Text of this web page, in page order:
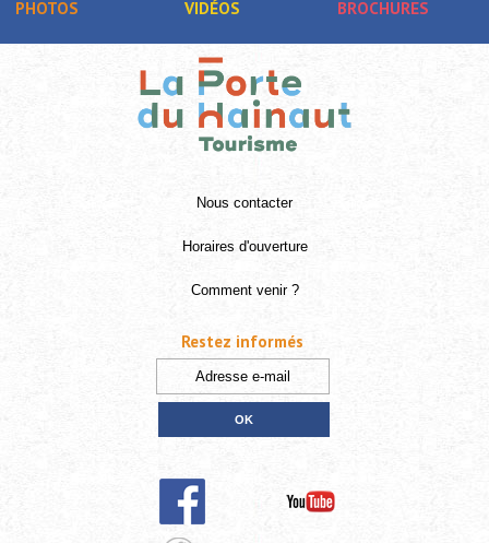
PHOTOS VIDÉOS BROCHURES
Nous contacter
Horaires d'ouverture
Comment venir ?
Restez informés